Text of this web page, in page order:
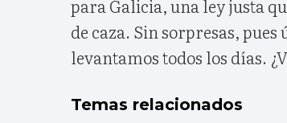
para Galicia, una ley justa
de caza. Sin sorpresas,
levantamos todos los días.
Temas relacionados